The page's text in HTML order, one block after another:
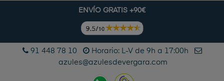
ENVÍO GRATIS +90€
91 448 78 10
Horario: L-V de 9h a 17:00h
azules@azulesdevergara.com